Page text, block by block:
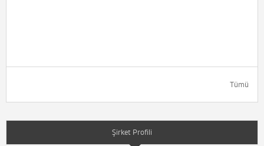
Tümü
Şirket Profili